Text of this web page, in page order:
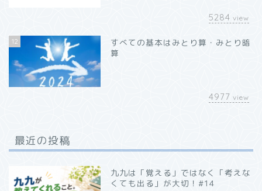
5284 view
12
すべての基本はみとり算・みとり暗
算
4977 view
最近の投稿
九九は「覚える」ではなく「考えな
くても出る」が大切！#14